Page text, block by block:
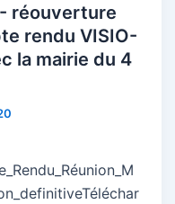
réouverture
rendu VISIO-
la mairie du 4